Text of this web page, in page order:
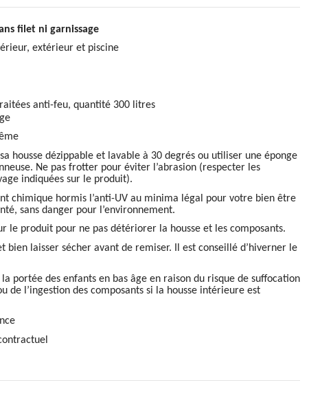
filet ni garnissage
extérieur et piscine
anti-feu, quantité 300 litres
housse dézippable et lavable à 30 degrés ou utiliser une éponge
Ne pas frotter pour éviter l’abrasion (respecter les
indiquées sur le produit).
chimique hormis l’anti-UV au minima légal pour votre bien être
sans danger pour l’environnement.
le produit pour ne pas détériorer la housse et les composants.
bien laisser sécher avant de remiser. Il est conseillé d’hiverner le
la portée des enfants en bas âge en raison du risque de suffocation
de l’ingestion des composants si la housse intérieure est